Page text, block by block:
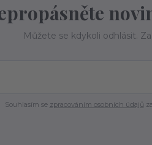
Můžete se kdykoli odhlásit.
Souhlasím se zpracováním osobních údajů